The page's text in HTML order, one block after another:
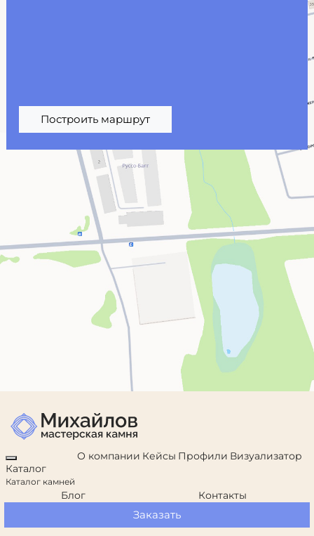
Построить маршрут
Каталог
Каталог камней
О компании Кейсы Профили Визуализатор
Блог Контакты
Заказать